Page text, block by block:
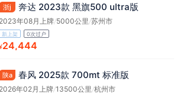
浙j 奔达 2023款 黑旗500 ultra版
2023年08月上牌/5000公里 /苏州市
新上架 0次过户
24,444
陕a 春风 2025款 700mt 标准版
2026年02月上牌/13500公里 /杭州市